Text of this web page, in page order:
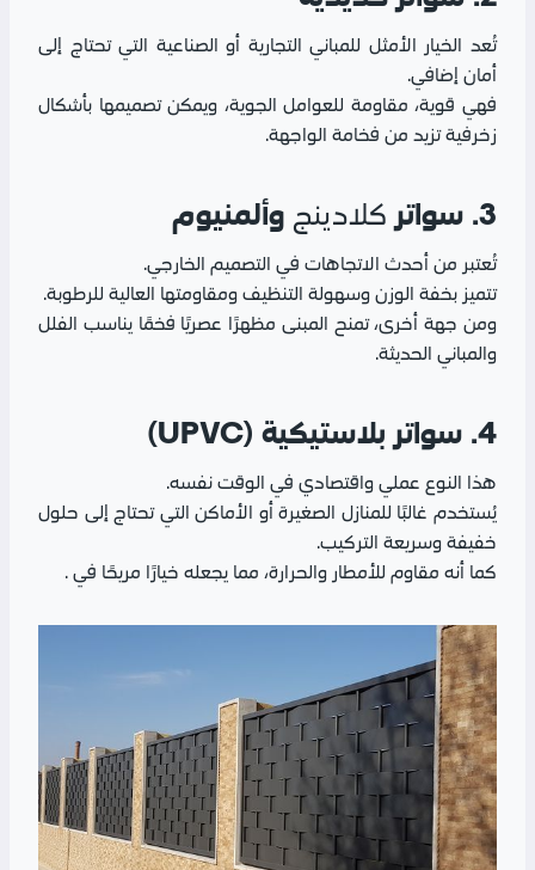
تُعد الخيار الأمثل للمباني التجارية أو الصناعية التي تحتاج إلى
أمان إضافي.
فهي قوية، مقاومة للعوامل الجوية، ويمكن تصميمها بأشكال
زخرفية تزيد من فخامة الواجهة.
3. سواتر كلادينج وألمنيوم
تُعتبر من أحدث الاتجاهات في التصميم الخارجي.
تتميز بخفة الوزن وسهولة التنظيف ومقاومتها العالية للرطوبة.
ومن جهة أخرى، تمنح المبنى مظهرًا عصريًا فخمًا يناسب الفلل
والمباني الحديثة.
4. سواتر بلاستيكية (UPVC)
هذا النوع عملي واقتصادي في الوقت نفسه.
يُستخدم غالبًا للمنازل الصغيرة أو الأماكن التي تحتاج إلى حلول
خفيفة وسريعة التركيب.
كما أنه مقاوم للأمطار والحرارة، مما يجعله خيارًا مريحًا في .